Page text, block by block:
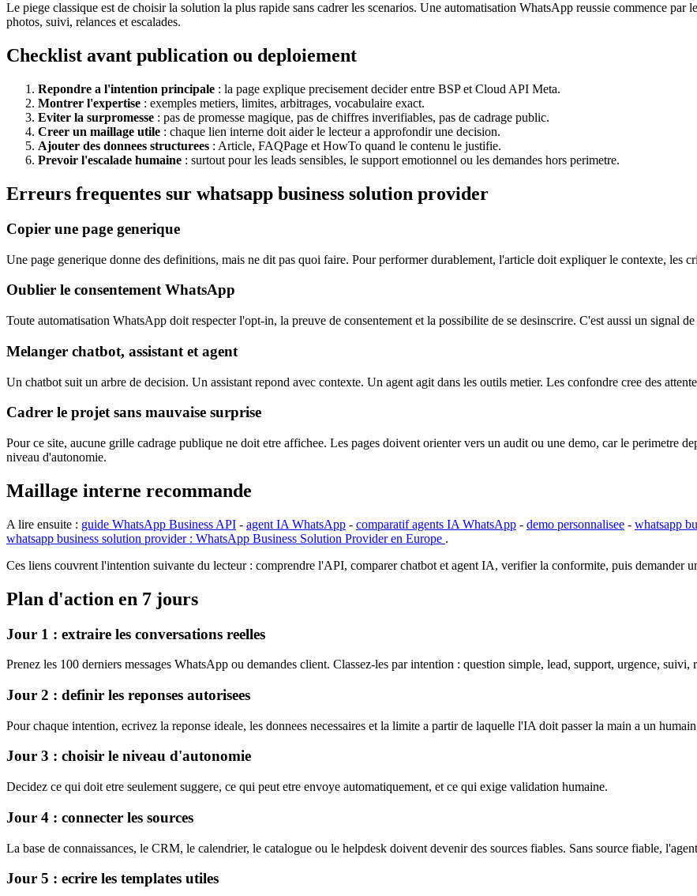
Le piege classique est de choisir la solution la plus rapide sans cadrer les scenarios. Une automatisation WhatsApp reussie commence par
photos, suivi, relances et escalades.
Checklist avant publication ou deploiement
Repondre a l'intention principale : la page explique precisement decider entre BSP et Cloud API Meta.
Montrer l'expertise : exemples metiers, limites, arbitrages, vocabulaire exact.
Eviter la surpromesse : pas de promesse magique, pas de chiffres inverifiables, pas de cadrage public.
Creer un maillage utile : chaque lien interne doit aider le lecteur a approfondir une decision.
Ajouter des donnees structurees : Article, FAQPage et HowTo quand le contenu le justifie.
Prevoir l'escalade humaine : surtout pour les leads sensibles, le support emotionnel ou les demandes hors perimetre.
Erreurs frequentes sur whatsapp business solution provider
Copier une page generique
Une page generique donne des definitions, mais ne dit pas quoi faire. Pour performer durablement, l'article doit expliquer le contexte, les
Oublier le consentement WhatsApp
Toute automatisation WhatsApp doit respecter l'opt-in, la preuve de consentement et la possibilite de se desinscrire. C'est aussi un signal
Melanger chatbot, assistant et agent
Un chatbot suit un arbre de decision. Un assistant repond avec contexte. Un agent agit dans les outils metier. Les confondre cree des
Cadrer le projet sans mauvaise surprise
Pour ce site, aucune grille cadrage publique ne doit etre affichee. Les pages doivent orienter vers un audit ou une demo, car le perimetre
niveau d'autonomie.
Maillage interne recommande
A lire ensuite : guide WhatsApp Business API - agent IA WhatsApp - comparatif agents IA WhatsApp - demo personnalisee - whatsapp
whatsapp business solution provider : WhatsApp Business Solution Provider en Europe .
Ces liens couvrent l'intention suivante du lecteur : comprendre l'API, comparer chatbot et agent IA, verifier la conformite, puis demander
Plan d'action en 7 jours
Jour 1 : extraire les conversations reelles
Prenez les 100 derniers messages WhatsApp ou demandes client. Classez-les par intention : question simple, lead, support, urgence, suivi,
Jour 2 : definir les reponses autorisees
Pour chaque intention, ecrivez la reponse ideale, les donnees necessaires et la limite a partir de laquelle l'IA doit passer la main a un
Jour 3 : choisir le niveau d'autonomie
Decidez ce qui doit etre seulement suggere, ce qui peut etre envoye automatiquement, et ce qui exige validation humaine.
Jour 4 : connecter les sources
La base de connaissances, le CRM, le calendrier, le catalogue ou le helpdesk doivent devenir des sources fiables. Sans source fiable,
Jour 5 : ecrire les templates utiles